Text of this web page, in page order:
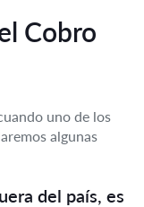
Cobro
uno de los
algunas
del país, es